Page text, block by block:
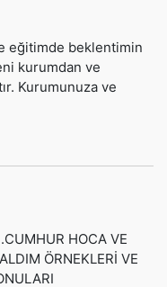
eğitimde beklentimin
kurumdan ve
Kurumunuza ve
HOCA VE
ÖRNEKLERİ VE